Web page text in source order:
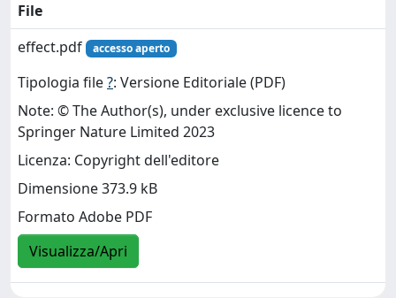
File
effect.pdf
accesso aperto
Tipologia file?: Versione Editoriale (PDF)
Note: © The Author(s), under exclusive licence to
Springer Nature Limited 2023
Licenza: Copyright dell'editore
Dimensione 373.9 kB
Formato Adobe PDF
Visualizza/Apri